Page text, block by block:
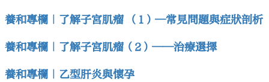
養和專欄｜了解子宮肌瘤 （1）—常見問題與症狀剖析
養和專欄｜了解子宮肌瘤（2）——治療選擇
養和專欄｜乙型肝炎與懷孕